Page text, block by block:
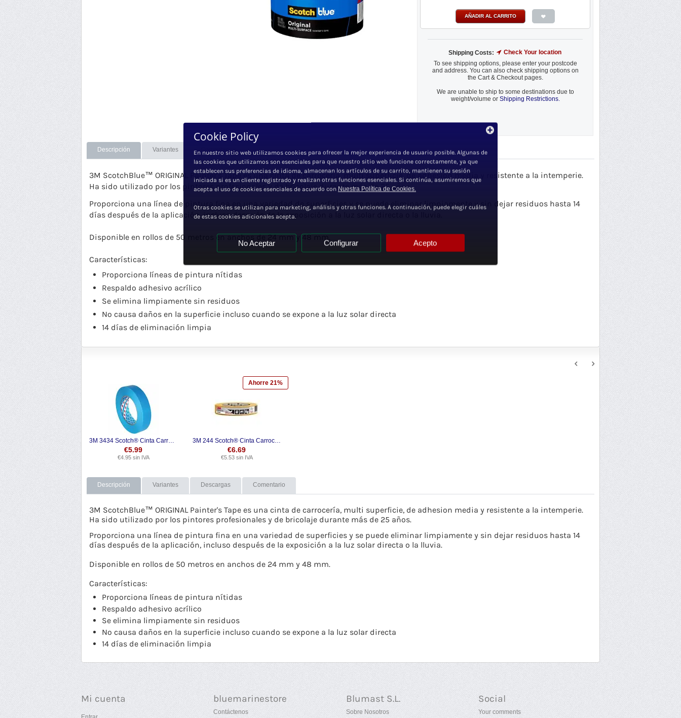
AÑADIR AL CARRITO
Shipping Costs:
Check Your location
To see shipping options, please enter your postcode
and address. You can also check shipping options on
the Cart & Checkout pages.
We are unable to ship to some destinations due to
weight/volume or Shipping Restrictions.
Envío gratuito según
Descripción Variantes Comentarios
3M ScotchBlue™ ORIGINAL Painter's Tape es una cinta de carrocería, multi superficie, de adhesion media y resistente a la intemperie.
Ha sido utilizado por los pintores profesionales y de bricolaje durante más de 25 años.
Proporciona una línea de pintura fina en una variedad de superficies y se puede eliminar limpiamente y sin dejar residuos hasta 14
días después de la aplicación, incluso después de la exposición a la luz solar directa o la lluvia.
Disponible en rollos de 50 metros en anchos de 24 mm y 48 mm.
Características:
Proporciona líneas de pintura nítidas
Respaldo adhesivo acrílico
Se elimina limpiamente sin residuos
No causa daños en la superficie incluso cuando se expone a la luz solar directa
14 días de eliminación limpia
3M 3434 Scotch® Cinta Carroceria Altas Prestaciones
€5.99
€4.95sin IVA
Ahorre 21%
3M 244 Scotch® Cinta Carroceria Profesional
€6.69
€5.53sin IVA
Descripción Variantes Descargas Comentario
3M ScotchBlue™ ORIGINAL Painter's Tape es una cinta de carrocería, multi superficie, de adhesion media y resistente a la intemperie.
Ha sido utilizado por los pintores profesionales y de bricolaje durante más de 25 años.
Proporciona una línea de pintura fina en una variedad de superficies y se puede eliminar limpiamente y sin dejar residuos hasta 14
días después de la aplicación, incluso después de la exposición a la luz solar directa o la lluvia.
Disponible en rollos de 50 metros en anchos de 24 mm y 48 mm.
Características:
Proporciona líneas de pintura nítidas
Respaldo adhesivo acrílico
Se elimina limpiamente sin residuos
No causa daños en la superficie incluso cuando se expone a la luz solar directa
14 días de eliminación limpia
Mi cuenta bluemarinestore
Contáctenos
Blumast S.L.
Sobre Nosotros
Social
Your comments
Cookie Policy
En nuestro sitio web utilizamos cookies para ofrecer la mejor experiencia de usuario posible. Algunas de
las cookies que utilizamos son esenciales para que nuestro sitio web funcione correctamente, ya que
establecen sus preferencias de idioma, almacenan los artículos de su carrito, mantienen su sesión
iniciada si es un cliente registrado y realizan otras funciones esenciales. Si continúa, asumiremos que
acepta el uso de cookies esenciales de acuerdo con Nuestra Política de Cookies.
Otras cookies se utilizan para marketing, análisis y otras funciones. A continuación, puede elegir cuáles
de estas cookies adicionales acepta.
No Aceptar Configurar Acepto